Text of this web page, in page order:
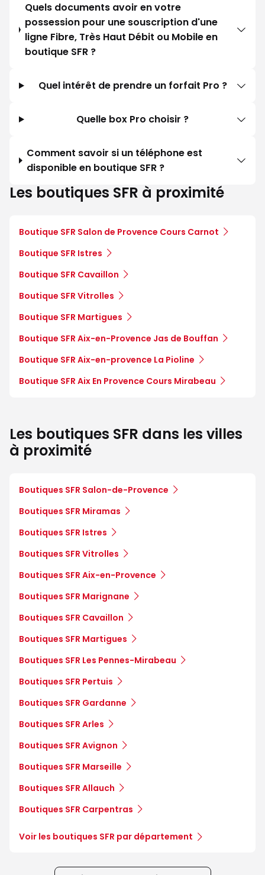
Quels documents avoir en votre
possession pour une souscription d'une
ligne Fibre, Très Haut Débit ou Mobile en
boutique SFR ?
Quel intérêt de prendre un forfait Pro ?
Quelle box Pro choisir ?
Comment savoir si un téléphone est
disponible en boutique SFR ?
Les boutiques SFR à proximité
Boutique SFR Salon de Provence Cours Carnot
Boutique SFR Istres
Boutique SFR Cavaillon
Boutique SFR Vitrolles
Boutique SFR Martigues
Boutique SFR Aix-en-Provence Jas de Bouffan
Boutique SFR Aix-en-provence La Pioline
Boutique SFR Aix En Provence Cours Mirabeau
Les boutiques SFR dans les villes
à proximité
Boutiques SFR Salon-de-Provence
Boutiques SFR Miramas
Boutiques SFR Istres
Boutiques SFR Vitrolles
Boutiques SFR Aix-en-Provence
Boutiques SFR Marignane
Boutiques SFR Cavaillon
Boutiques SFR Martigues
Boutiques SFR Les Pennes-Mirabeau
Boutiques SFR Pertuis
Boutiques SFR Gardanne
Boutiques SFR Arles
Boutiques SFR Avignon
Boutiques SFR Marseille
Boutiques SFR Allauch
Boutiques SFR Carpentras
Voir les boutiques SFR par département